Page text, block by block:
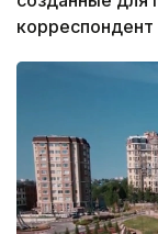
корреспондент